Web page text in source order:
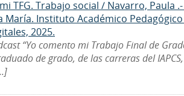
TFG. Trabajo social / Navarro, Paula
María. Instituto Académico
2025.
“Yo comento mi Trabajo Final de
de grado, de las carreras del